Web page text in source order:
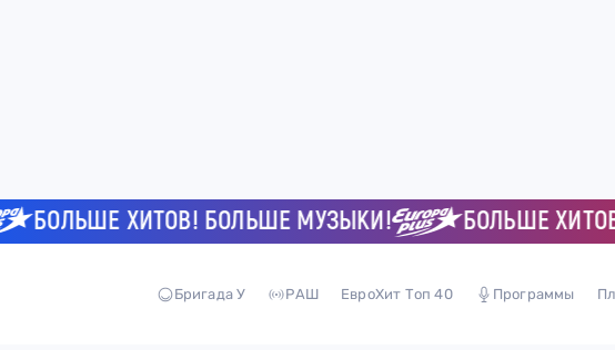
БОЛЬШЕ ХИТОВ! БОЛЬШЕ МУЗЫКИ! БОЛЬШЕ ХИТОВ!
Бригада У РАШ ЕвроХит Топ 40 Программы